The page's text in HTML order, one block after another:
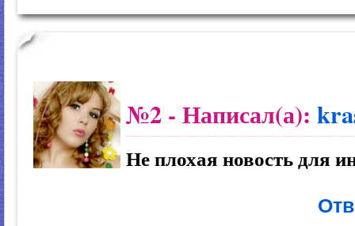
№2 - Написал(а):
Не плохая новость для